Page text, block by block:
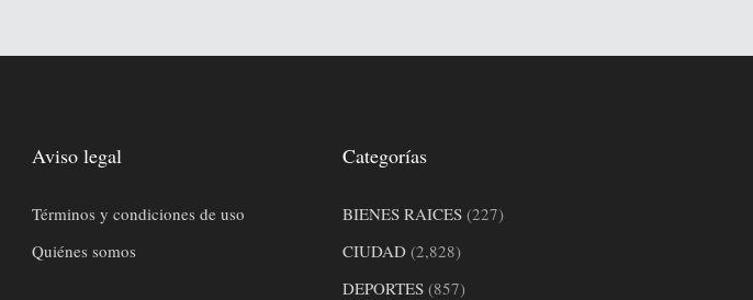
Aviso legal
Términos y condiciones de uso
Quiénes somos
Categorías
BIENES RAICES(227)
CIUDAD(2,828)
DEPORTES(857)